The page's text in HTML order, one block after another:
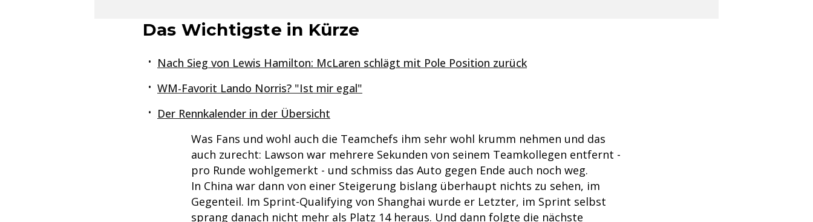
Das Wichtigste in Kürze
Nach Sieg von Lewis Hamilton: McLaren schlägt mit Pole Position zurück
WM-Favorit Lando Norris? "Ist mir egal"
Der Rennkalender in der Übersicht
Was Fans und wohl auch die Teamchefs ihm sehr wohl krumm nehmen und das
auch zurecht: Lawson war mehrere Sekunden von seinem Teamkollegen entfernt -
pro Runde wohlgemerkt - und schmiss das Auto gegen Ende auch noch weg.
In China war dann von einer Steigerung bislang überhaupt nichts zu sehen, im
Gegenteil. Im Sprint-Qualifying von Shanghai wurde er Letzter, im Sprint selbst
sprang danach nicht mehr als Platz 14 heraus. Und dann folgte die nächste